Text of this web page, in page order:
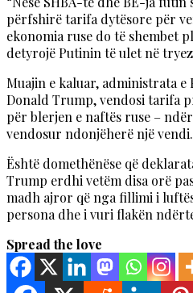
përfshirë tarifa dytësore për
ekonomia ruse do të shembet
detyrojë Putinin të ulet në
Muajin e kaluar, administrata e
Donald Trump, vendosi tarifa
për blerjen e naftës ruse –
vendosur ndonjëherë një vendi.
Është domethënëse që
Trump erdhi vetëm disa orë
madh ajror që nga fillimi i
persona dhe i vuri flakën
Spread the love